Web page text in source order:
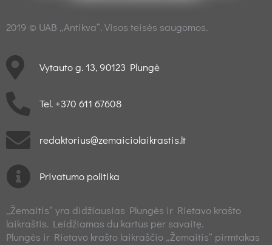
2019 © UAB „Antikva“. Visos teisės saugomos.
Vytauto g. 13, 90123 Plungė
Tel. +370 611 67608
redaktorius@zemaiciolaikrastis.lt
Privatumo politika
„Žemaitis“ yra didžiausias Plungės ir Rietavo krašto
laikraštis. Leidžiamas du kartus per savaitę.
Plungės ir Rietavo krašto laikraščio „Žemaitis“ pirmtakas